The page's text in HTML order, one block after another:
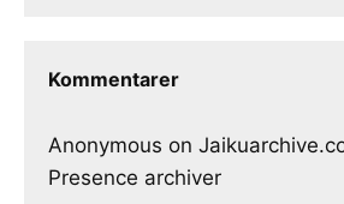
Kommentarer
Anonymous on
Presence archiver